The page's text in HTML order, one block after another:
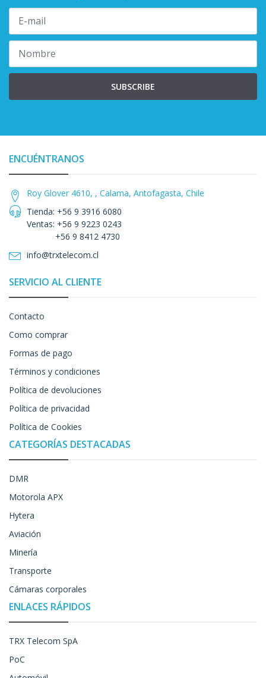
SUBSCRIBE
ENCUÉNTRANOS
Roy Glover 4610, , Calama, Antofagasta, Chile
Tienda: +56 9 3916 6080
Ventas: +56 9 9223 0243
+56 9 8412 4730
info@trxtelecom.cl
SERVICIO AL CLIENTE
Contacto
Como comprar
Formas de pago
Términos y condiciones
Política de devoluciones
Política de privacidad
Política de Cookies
CATEGORÍAS DESTACADAS
DMR
Motorola APX
Hytera
Aviación
Minería
Transporte
Cámaras corporales
ENLACES RÁPIDOS
TRX Telecom SpA
PoC